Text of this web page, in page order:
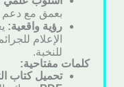
بعمق مع دعم
رؤية واقعية:
الإعلام
للنخبة.
كلمات مفتاحية:
تحميل كتاب